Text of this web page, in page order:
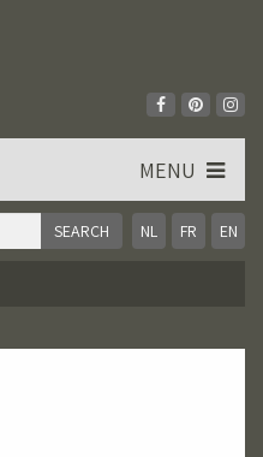
NL FR EN
MENU